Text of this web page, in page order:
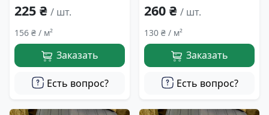
225 ₴ / шт.
156 ₴ / м²
Заказать
Есть вопрос?
260 ₴ / шт.
130 ₴ / м²
Заказать
Есть вопрос?